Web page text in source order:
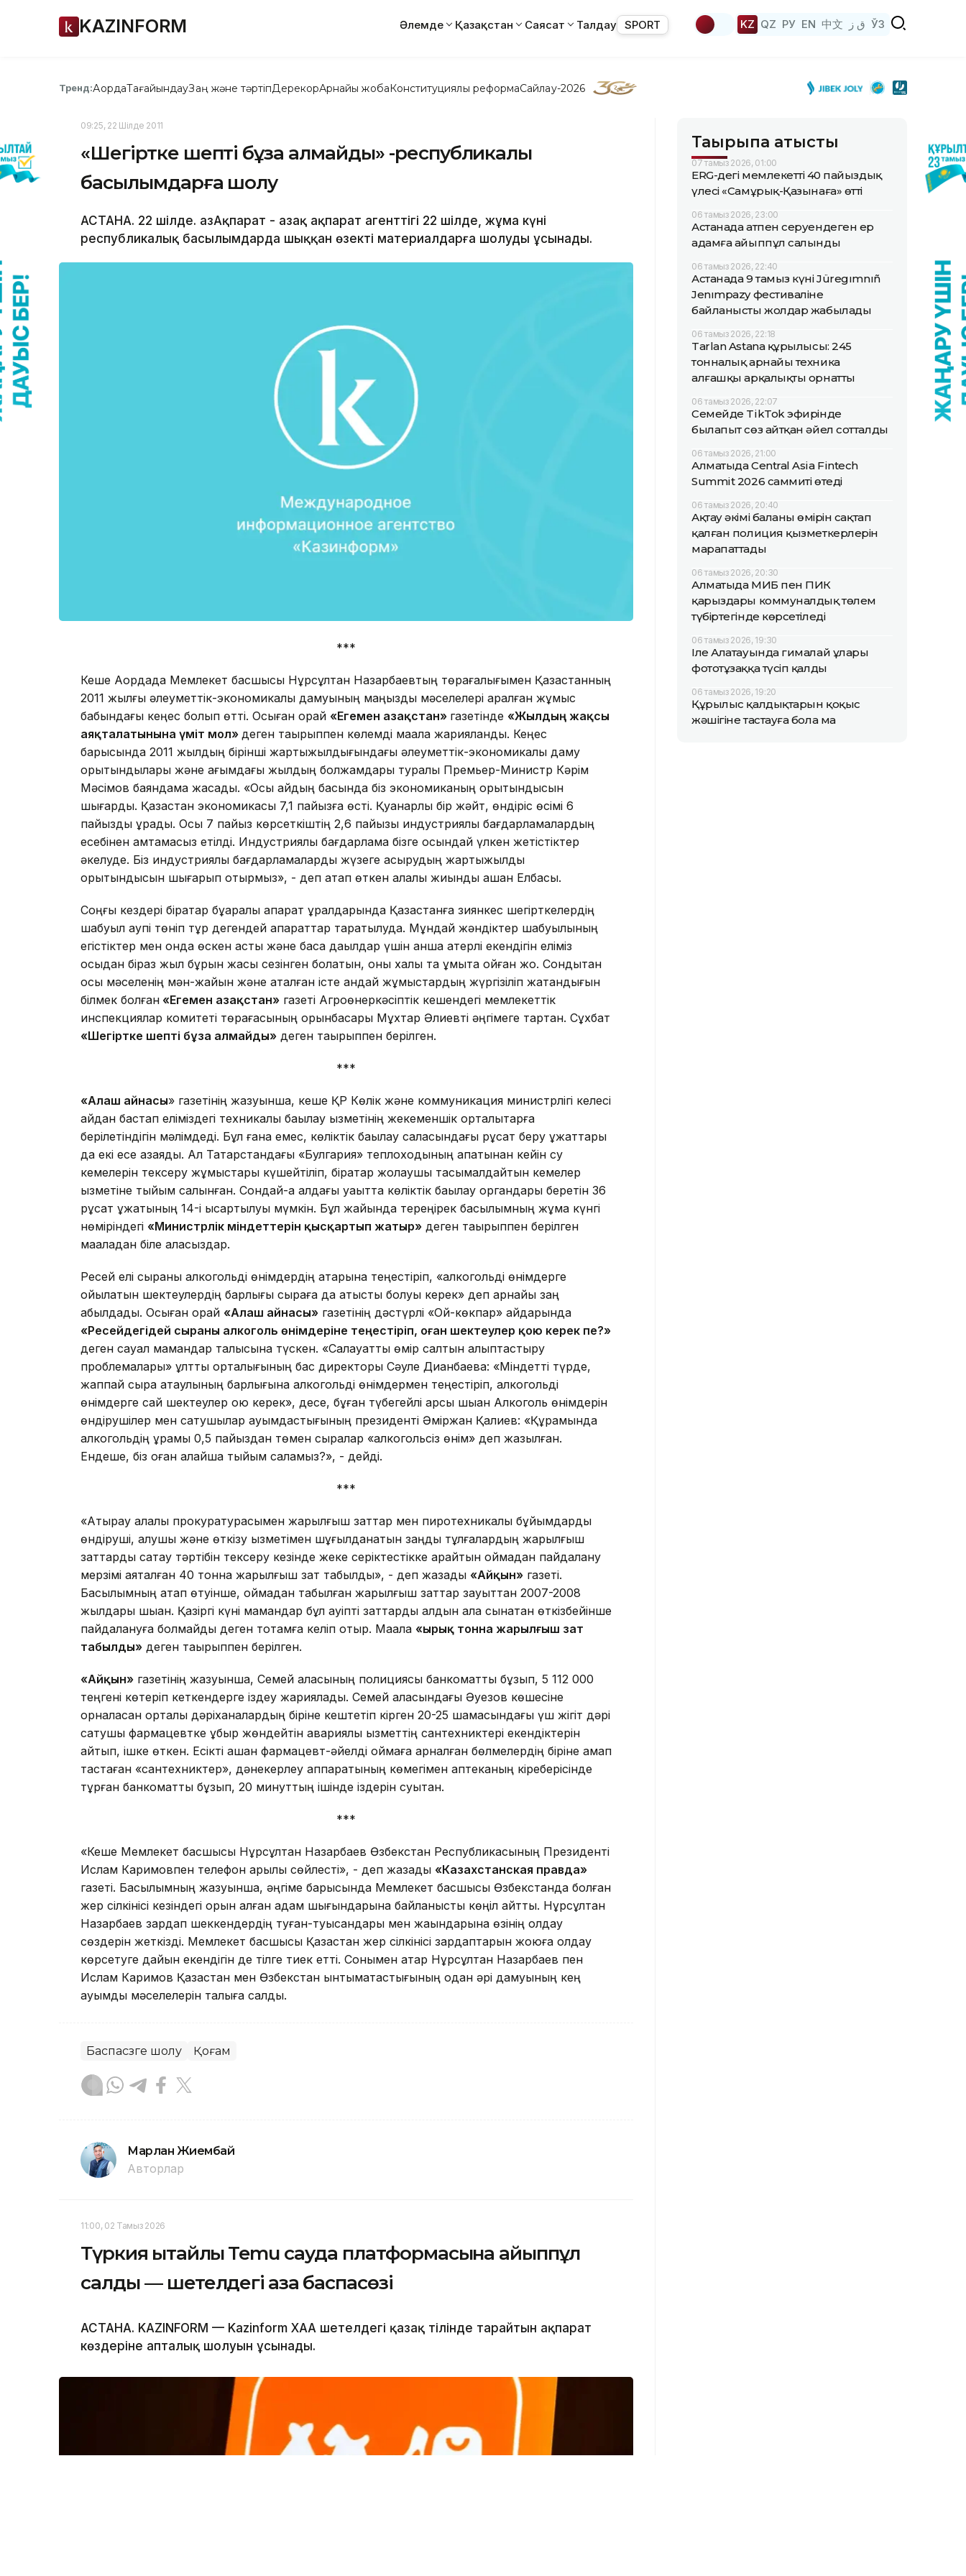
KAZINFORM Әлемде Қазақстан Саясат Талдау SPORT KZ QZ РУ EN 中文 ق ز ЎЗ
Тренд:АқордаТағайындауЗаң және тәртіпДерекқорАрнайы жобаКонституциялық реформаСайлау-2026
09:25, 22 Шілде 2011
«Шегіртке шепті бұза алмайды» -республикалық
басылымдарға шолу
АСТАНА. 22 шілде. ҚазАқпарат - Қазақ ақпарат агенттігі 22 шілде, жұма күні
республикалық басылымдарда шыққан өзекті материалдарға шолуды ұсынады.
***
Кеше Ақордада Мемлекет басшысы Нұрсұлтан Назарбаевтың төрағалығымен Қазақстанның
2011 жылғы әлеуметтік-экономикалық дамуының маңызды мәселелері қаралған жұмыс
бабындағы кеңес болып өтті. Осыған орай «Егемен Қазақстан» газетінде «Жылдың жақсы
аяқталатынына үміт мол» деген тақырыппен көлемді мақала жарияланды. Кеңес
барысында 2011 жылдың бірінші жартыжылдығындағы әлеуметтік-экономикалық даму
қорытындылары және ағымдағы жылдың болжамдары туралы Премьер-Министр Кәрім
Мәсімов баяндама жасады. «Осы айдың басында біз экономиканың қорытындысын
шығардық. Қазақстан экономикасы 7,1 пайызға өсті. Қуанарлық бір жәйт, өндіріс өсімі 6
пайызды құрады. Осы 7 пайыз көрсеткіштің 2,6 пайызы индустриялық бағдарламалардың
есебінен қамтамасыз етілді. Индустриялық бағдарлама бізге осындай үлкен жетістіктер
әкелуде. Біз индустриялық бағдарламаларды жүзеге асырудың жартыжылдық
қорытындысын шығарып отырмыз», - деп атап өткен алқалы жиынды ашқан Елбасы.
Соңғы кездері бірқатар бұқаралық ақпарат құралдарында Қазақстанға зиянкес шегірткелердің
шабуыл қаупі төніп тұр дегендей ақпараттар таратылуда. Мұндай жәндіктер шабуылының
егістіктер мен онда өскен астық және басқа дақылдар үшін қанша қатерлі екендігін еліміз
осыдан біраз жыл бұрын жақсы сезінген болатын, оны халық та ұмыта қойған жоқ. Сондықтан
осы мәселенің мән-жайын және аталған істе қандай жұмыстардың жүргізіліп жатқандығын
білмек болған «Егемен Қазақстан» газеті Агроөнеркәсіптік кешендегі мемлекеттік
инспекциялар комитеті төрағасының орынбасары Мұхтар Әлиевті әңгімеге тартқан. Сұхбат
«Шегіртке шепті бұза алмайды» деген тақырыппен берілген.
***
«Алаш айнасы» газетінің жазуынша, кеше ҚР Көлік және коммуникация министрлігі келесі
айдан бастап еліміздегі техникалық бақылау қызметінің жекеменшік орталықтарға
берілетіндігін мәлімдеді. Бұл ғана емес, көліктік бақылау саласындағы рұқсат беру құжаттары
да екі есе азаяды. Ал Татарстандағы «Булгария» теплоходының апатынан кейін су
кемелерін тексеру жұмыстары күшейтіліп, бірқатар жолаушы тасымалдайтын кемелер
қызметіне тыйым салынған. Сондай-ақ алдағы уақытта көліктік бақылау органдары беретін 36
рұқсат құжатының 14-і қысқартылуы мүмкін. Бұл жайында тереңірек басылымның жұма күнгі
нөміріндегі «Министрлік міндеттерін қысқартып жатыр» деген тақырыппен берілген
мақаладан біле аласыздар.
Ресей елі сыраны алкогольді өнімдердің қатарына теңестіріп, «алкогольді өнімдерге
қойылатын шектеулердің барлығы сыраға да қатысты болуы керек» деп арнайы заң
қабылдады. Осыған орай «Алаш айнасы» газетінің дәстүрлі «Ой-көкпар» айдарында
«Ресейдегідей сыраны алкоголь өнімдеріне теңестіріп, оған шектеулер қою керек пе?»
деген сауал мамандар талқысына түскен. «Салауатты өмір салтын қалыптастыру
проблемалары» ұлттық орталығының бас директоры Сәуле Диқанбаева: «Міндетті түрде,
жаппай сыра атаулының барлығына алкогольді өнімдермен теңестіріп, алкогольді
өнімдерге сай шектеулер қою керек», десе, бұған түбегейлі қарсы шыққан Алкоголь өнімдерін
өндірушілер мен сатушылар қауымдастығының президенті Әміржан Қалиев: «Құрамында
алкогольдің құрамы 0,5 пайыздан төмен сыралар «алкогольсіз өнім» деп жазылған.
Ендеше, біз оған қалайша тыйым саламыз?», - дейді.
***
«Атырау қалалық прокуратурасымен жарылғыш заттар мен пиротехникалық бұйымдарды
өндіруші, алушы және өткізу қызметімен шұғылданатын заңды тұлғалардың жарылғыш
заттарды сақтау тәртібін тексеру кезінде жеке серіктестікке қарайтын қоймадан пайдалану
мерзімі аяқталған 40 тонна жарылғыш зат табылды», - деп жазады «Айқын» газеті.
Басылымның атап өтуінше, қоймадан табылған жарылғыш заттар зауыттан 2007-2008
жылдары шыққан. Қазіргі күні мамандар бұл қауіпті заттарды алдын ала сынақтан өткізбейінше
пайдалануға болмайды деген тоқтамға келіп отыр. Мақала «Қырық тонна жарылғыш зат
табылды» деген тақырыппен берілген.
«Айқын» газетінің жазуынша, Семей қаласының полициясы банкоматты бұзып, 5 112 000
теңгені көтеріп кеткендерге іздеу жариялады. Семей қаласындағы Әуезов көшесіне
орналасқан орталық дәріханалардың біріне кештетіп кірген 20-25 шамасындағы үш жігіт дәрі
сатушы фармацевтке құбыр жөндейтін авариялық қызметтің сантехниктері екендіктерін
айтып, ішке өткен. Есікті ашқан фармацевт-әйелді қоймаға арналған бөлмелердің біріне қамап
тастаған «сантехниктер», дәнекерлеу аппаратының көмегімен аптеканың кіреберісінде
тұрған банкоматты бұзып, 20 минуттың ішінде іздерін суытқан.
***
«Кеше Мемлекет басшысы Нұрсұлтан Назарбаев Өзбекстан Республикасының Президенті
Ислам Каримовпен телефон арқылы сөйлесті», - деп жазады «Казахстанская правда»
газеті. Басылымның жазуынша, әңгіме барысында Мемлекет басшысы Өзбекстанда болған
жер сілкінісі кезіндегі орын алған адам шығындарына байланысты көңіл айтты. Нұрсұлтан
Назарбаев зардап шеккендердің туған-туысқандары мен жақындарына өзінің қолдау
сөздерін жеткізді. Мемлекет басшысы Қазақстан жер сілкінісі зардаптарын жоюға қолдау
көрсетуге дайын екендігін де тілге тиек етті. Сонымен қатар Нұрсұлтан Назарбаев пен
Ислам Каримов Қазақстан мен Өзбекстан ынтымақтастығының одан әрі дамуының кең
ауқымды мәселелерін талқыға салды.
Баспасөзге шолу Қоғам
Марлан Жиембай
Авторлар
11:00, 02 Тамыз 2026
Түркия қытайлық Temu сауда платформасына айыппұл
салды — шетелдегі қазақ баспасөзі
АСТАНА. KAZINFORM — Kazinform ХАА шетелдегі қазақ тілінде тарайтын ақпарат
көздеріне апталық шолуын ұсынады.
Тақырыпқа қатысты
07 тамыз 2026, 01:00
ERG-дегі мемлекеттің 40 пайыздық
үлесі «Самұрық-Қазынаға» өтті
06 тамыз 2026, 23:00
Астанада атпен серуендеген ер
адамға айыппұл салынды
06 тамыз 2026, 22:40
Астанада 9 тамыз күні Jüregımnıñ
Jenımpazy фестиваліне
байланысты жолдар жабылады
06 тамыз 2026, 22:18
Tarlan Astana құрылысы: 245
тонналық арнайы техника
алғашқы арқалықты орнатты
06 тамыз 2026, 22:07
Семейде TikTok эфирінде
былапыт сөз айтқан әйел сотталды
06 тамыз 2026, 21:00
Алматыда Central Asia Fintech
Summit 2026 саммиті өтеді
06 тамыз 2026, 20:40
Ақтау әкімі баланың өмірін сақтап
қалған полиция қызметкерлерін
марапаттады
06 тамыз 2026, 20:30
Алматыда МИБ пен ПИК
қарыздары коммуналдық төлем
түбіртегінде көрсетіледі
06 тамыз 2026, 19:30
Іле Алатауында гималай ұлары
фототұзаққа түсіп қалды
06 тамыз 2026, 19:20
Құрылыс қалдықтарын қоқыс
жәшігіне тастауға бола ма